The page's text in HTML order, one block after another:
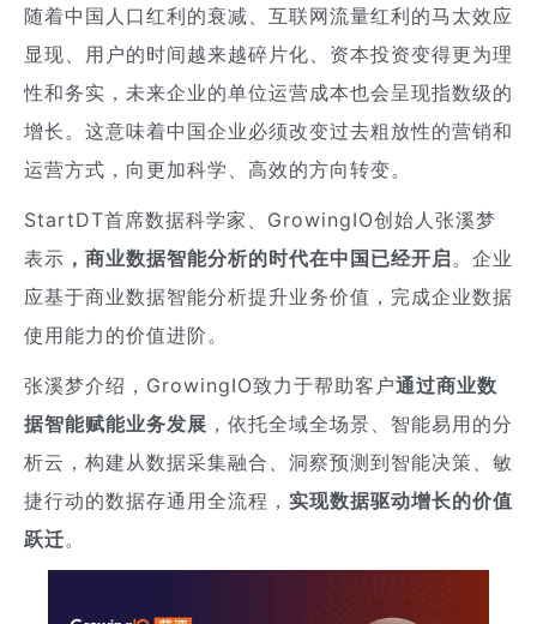
随着中国人口红利的衰减、互联网流量红利的马太效应
显现、用户的时间越来越碎片化、资本投资变得更为理
性和务实，未来企业的单位运营成本也会呈现指数级的
增长。这意味着中国企业必须改变过去粗放性的营销和
运营方式，向更加科学、高效的方向转变。
StartDT首席数据科学家、GrowingIO创始人张溪梦
表示 ，商业数据智能分析的时代在中国已经开启 。企业
应基于商业数据智能分析提升业务价值，完成企业数据
使用能力的价值进阶。
张溪梦介绍，GrowingIO致力于帮助客户通过商业数
据智能赋能业务发展 ，依托全域全场景、智能易用的分
析云，构建从数据采集融合、洞察预测到智能决策、敏
捷行动的数据存通用全流程， 实现数据驱动增长的价值
跃迁。